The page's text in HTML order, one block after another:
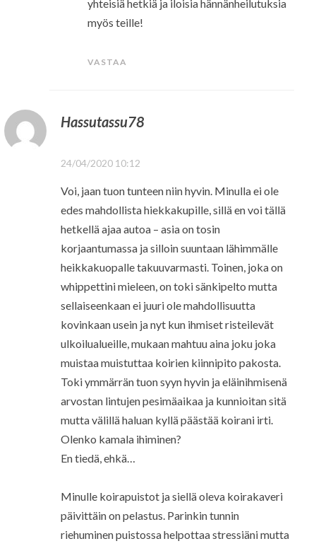
yhteisiä hetkiä ja iloisia hännänheilutuksia
myös teille!
VASTAA
Hassutassu78
24/04/2020 10:12
Voi, jaan tuon tunteen niin hyvin. Minulla ei ole
edes mahdollista hiekkakupille, sillä en voi tällä
hetkellä ajaa autoa – asia on tosin
korjaantumassa ja silloin suuntaan lähimmälle
heikkakuopalle takuuvarmasti. Toinen, joka on
whippettini mieleen, on toki sänkipelto mutta
sellaiseenkaan ei juuri ole mahdollisuutta
kovinkaan usein ja nyt kun ihmiset risteilevät
ulkoilualueille, mukaan mahtuu aina joku joka
muistaa muistuttaa koirien kiinnipito pakosta.
Toki ymmärrän tuon syyn hyvin ja eläinihmisenä
arvostan lintujen pesimäaikaa ja kunnioitan sitä
mutta välillä haluan kyllä päästää koirani irti.
Olenko kamala ihiminen?
En tiedä, ehkä…
Minulle koirapuistot ja siellä oleva koirakaveri
päivittäin on pelastus. Parinkin tunnin
riehuminen puistossa helpottaa stressiäni mutta